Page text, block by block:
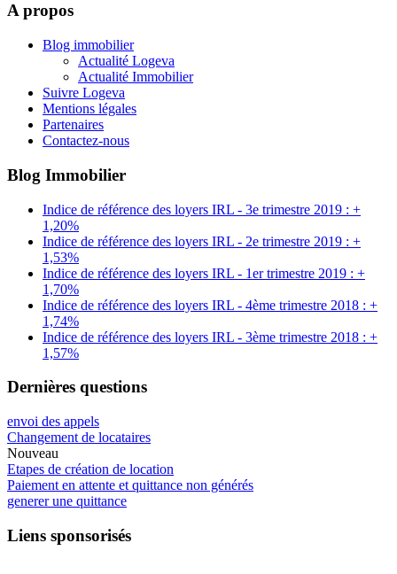
A propos
Blog immobilier
Actualité Logeva
Actualité Immobilier
Suivre Logeva
Mentions légales
Partenaires
Contactez-nous
Blog Immobilier
Indice de référence des loyers IRL - 3e trimestre 2019 : +
1,20%
Indice de référence des loyers IRL - 2e trimestre 2019 : +
1,53%
Indice de référence des loyers IRL - 1er trimestre 2019 : +
1,70%
Indice de référence des loyers IRL - 4ème trimestre 2018 : +
1,74%
Indice de référence des loyers IRL - 3ème trimestre 2018 : +
1,57%
Dernières questions
envoi des appels
Changement de locataires
Nouveau
Etapes de création de location
Paiement en attente et quittance non générés
generer une quittance
Liens sponsorisés